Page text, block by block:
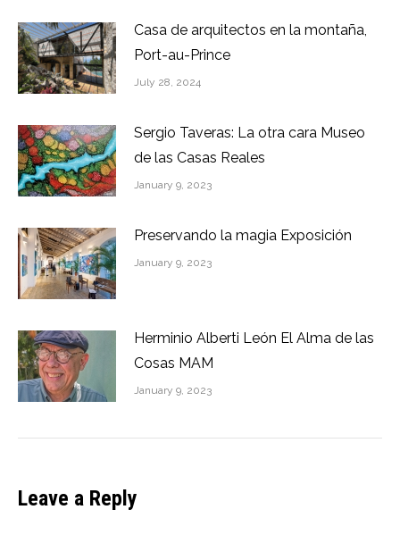
Casa de arquitectos en la montaña,
Port-au-Prince
July 28, 2024
Sergio Taveras: La otra cara Museo
de las Casas Reales
January 9, 2023
Preservando la magia Exposición
January 9, 2023
Herminio Alberti León El Alma de las
Cosas MAM
January 9, 2023
Leave a Reply